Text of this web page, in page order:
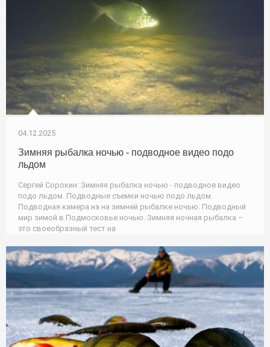
04.12.2025
Зимняя рыбалка ночью - подводное видео подо
льдом
Сергей Сорокин: Зимняя рыбалка ночью - подводное видео
подо льдом. Подводные съемки ночью подо льдом.
Подводная камера на на зимней рыбалке ночью. Подводный
мир зимой в Подмосковье ночью. Зимняя ночная рыбалка –
это своеобразный тест на